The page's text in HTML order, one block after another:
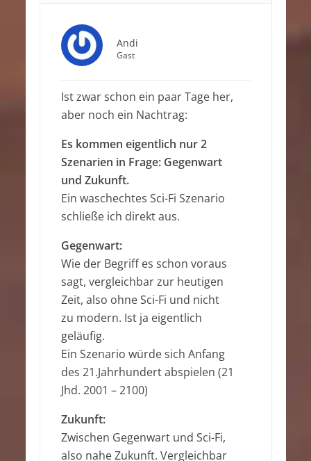
Andi
Gast
Ist zwar schon ein paar Tage her,
aber noch ein Nachtrag:
Es kommen eigentlich nur 2
Szenarien in Frage: Gegenwart
und Zukunft.
Ein waschechtes Sci-Fi Szenario
schließe ich direkt aus.
Gegenwart:
Wie der Begriff es schon voraus
sagt, vergleichbar zur heutigen
Zeit, also ohne Sci-Fi und nicht
zu modern. Ist ja eigentlich
geläufig.
Ein Szenario würde sich Anfang
des 21.Jahrhundert abspielen (21
Jhd. 2001 – 2100)
Zukunft:
Zwischen Gegenwart und Sci-Fi,
also nahe Zukunft. Vergleichbar